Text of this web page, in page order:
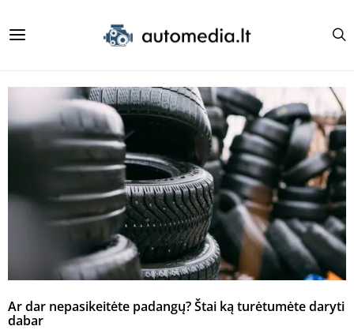
Ar dar nepasikeitėte padangų? Štai ką turėtumėte daryti
dabar